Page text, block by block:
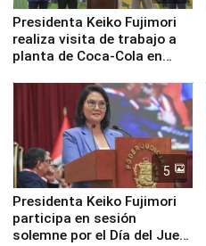
Presidenta Keiko Fujimori
realiza visita de trabajo a
planta de Coca-Cola en
5
Presidenta Keiko Fujimori
participa en sesión
solemne por el Día del Juez